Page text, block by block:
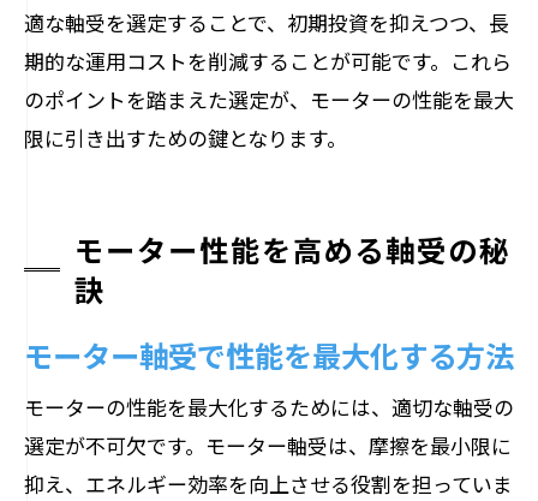
適な軸受を選定することで、初期投資を抑えつつ、長
期的な運用コストを削減することが可能です。これら
のポイントを踏まえた選定が、モーターの性能を最大
限に引き出すための鍵となります。
モーター性能を高める軸受の秘
訣
モーター軸受で性能を最大化する方法
モーターの性能を最大化するためには、適切な軸受の
選定が不可欠です。モーター軸受は、摩擦を最小限に
抑え、エネルギー効率を向上させる役割を担っていま